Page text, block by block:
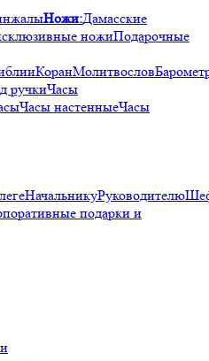
Ножи:Дамасские
ножиПодарочные
КоранМолитвослов
ручкиЧасы
Часы настенныеЧасы
НачальникуРуководителю
подарки и